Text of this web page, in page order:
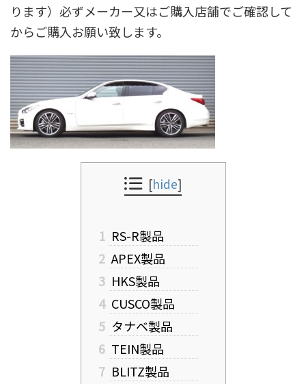
ります）必ずメーカー又はご購入店舗でご確認して
からご購入お願い致します。
[hide]
1 RS-R製品
2 APEX製品
3 HKS製品
4 CUSCO製品
5 タナベ製品
6 TEIN製品
7 BLITZ製品